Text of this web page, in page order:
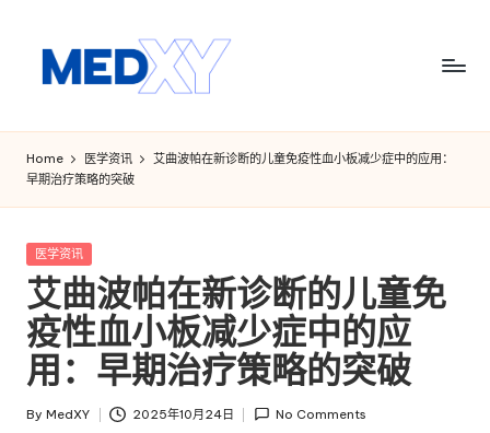
M
e
d
x
y
A
I
Home 医学资讯
艾曲波帕在新诊断的儿童免疫性血小板减少症中的应用：
早期治疗策略的突破
Posted
in
医学资讯
艾曲波帕在新诊断的儿童免
疫性血小板减少症中的应
用：早期治疗策略的突破
Posted
By MedXY 2025年10月24日 No Comments